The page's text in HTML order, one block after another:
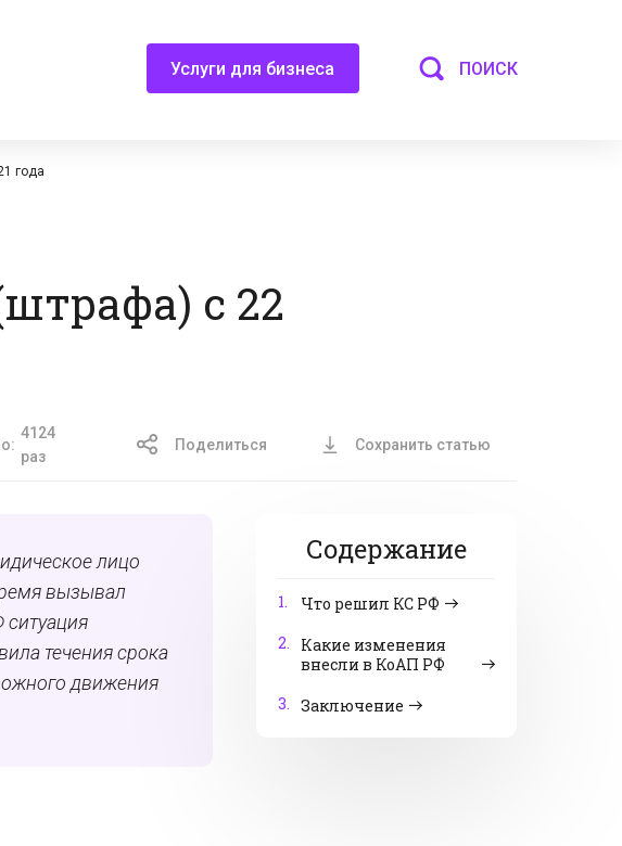
Услуги для бизнеса ПОИСК
года
с 22
4124
раз
Поделиться Сохранить статью
Содержание
1.
Что решил КС РФ
2.
Какие изменения
внесли в КоАП РФ
3. Заключение
лицо
вызывал
ситуация
течения срока
движения